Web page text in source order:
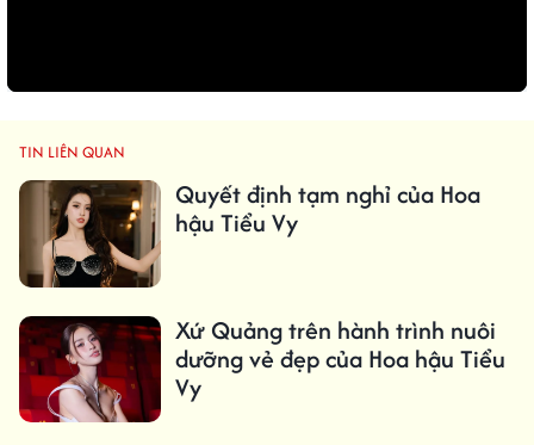
TIN LIÊN QUAN
Quyết định tạm nghỉ của Hoa
hậu Tiểu Vy
Xứ Quảng trên hành trình nuôi
dưỡng vẻ đẹp của Hoa hậu Tiểu
Vy